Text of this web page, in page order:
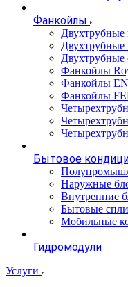
Фанкойлы
Двухтрубные
Фанкойлы
Фанкойлы
Фанкойлы
Бытовое
Наружные
Внутренние
Бытовые
Мобильные
Гидромодули
Услуги